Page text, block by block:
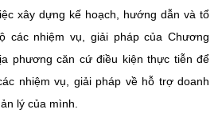
xây dựng kế hoạch, hướng dẫn và tổ
các nhiệm vụ, giải pháp của Chương
phương căn cứ điều kiện thực tiễn để
nhiệm vụ, giải pháp về hỗ trợ doanh
lý của mình.